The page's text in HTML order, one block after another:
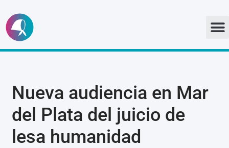
Ir
al
Nueva audiencia en Mar
del Plata del juicio de
lesa humanidad